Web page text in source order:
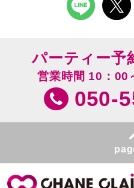
パーティー予
営業時間 10：00
050-